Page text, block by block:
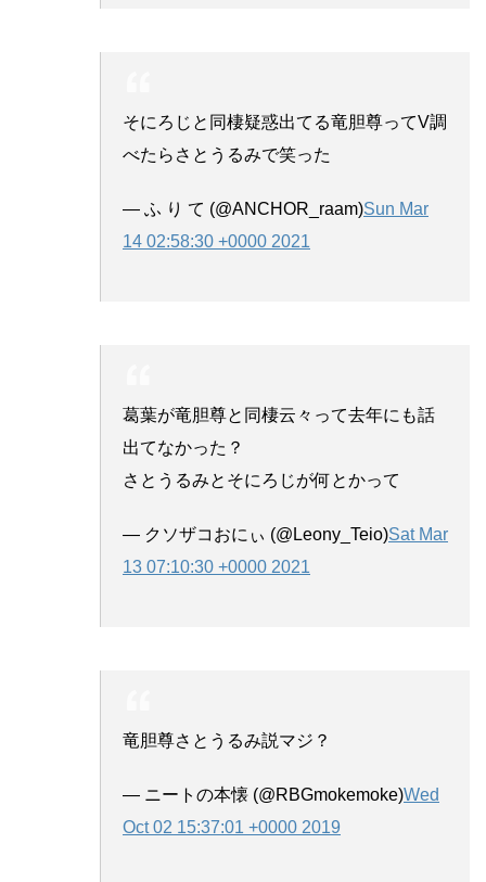
そにろじと同棲疑惑出てる竜胆尊ってV調
べたらさとうるみで笑った
— ふ り て (@ANCHOR_raam)Sun Mar
14 02:58:30 +0000 2021
葛葉が竜胆尊と同棲云々って去年にも話
出てなかった？
さとうるみとそにろじが何とかって
— クソザコおにぃ (@Leony_Teio)Sat Mar
13 07:10:30 +0000 2021
竜胆尊さとうるみ説マジ？
— ニートの本懐 (@RBGmokemoke)Wed
Oct 02 15:37:01 +0000 2019